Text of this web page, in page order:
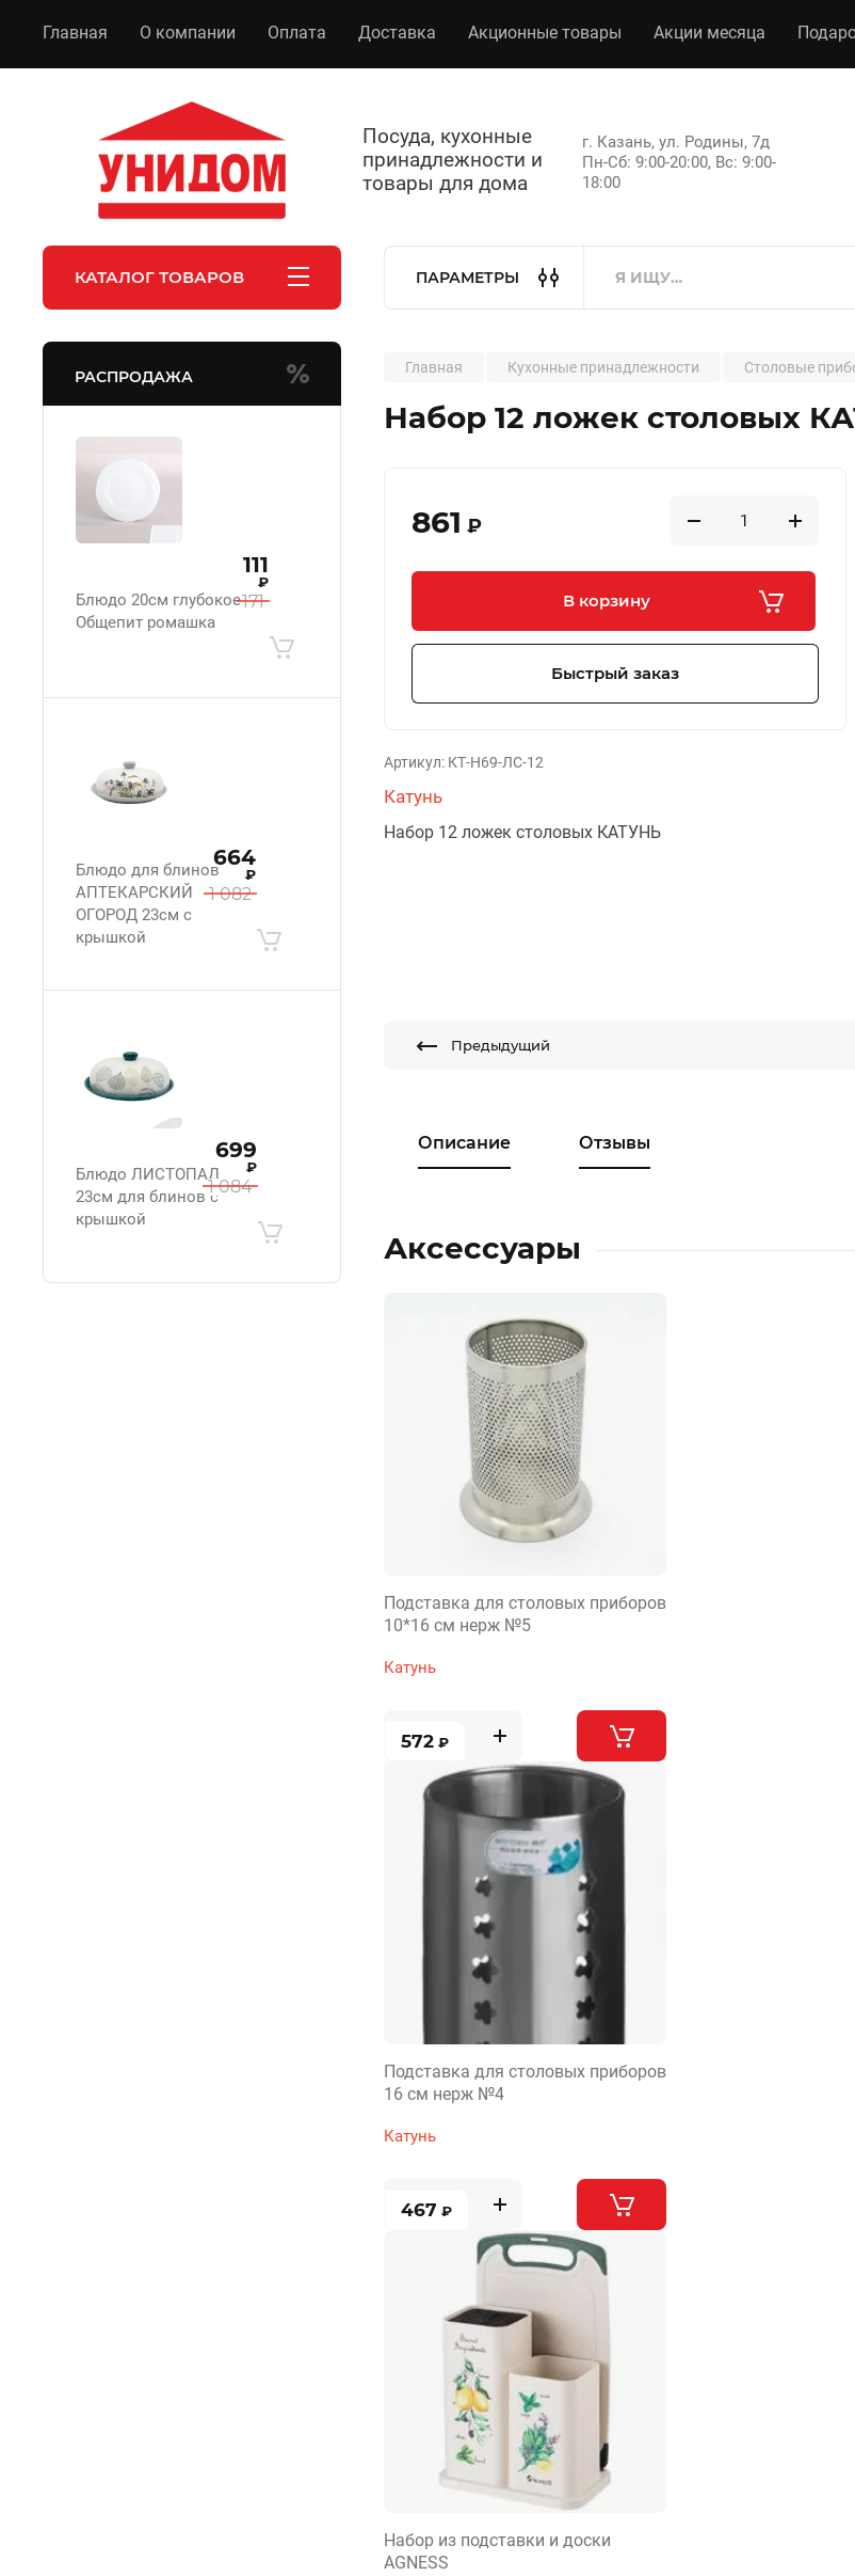
Главная О компании Оплата Доставка Акционные товары Акции месяца
Посуда, кухонные
принадлежности и
товары для дома
г. Казань, ул. Родины, 7д
Пн-Сб: 9:00-20:00, Вс: 9:00-
18:00
КАТАЛОГ ТОВАРОВ ПАРАМЕТРЫ
РАСПРОДАЖА
Блюдо 20см глубокое
Общепит ромашка
171
111
₽
Блюдо для блинов
АПТЕКАРСКИЙ
ОГОРОД 23см с
крышкой
1 082
664
₽
Блюдо ЛИСТОПАД
23см для блинов с
крышкой
1 084
699
₽
Главная Кухонные принадлежности Столовые
Набор 12 ложек столовых
861 ₽
В корзину
Быстрый заказ
Артикул: КТ-Н69-ЛС-12
Катунь
Набор 12 ложек столовых КАТУНЬ
Предыдущий
Описание Отзывы
Аксессуары
Подставка для столовых приборов
10*16 см нерж №5
Катунь
572 ₽
Подставка для столовых приборов
16 см нерж №4
Катунь
467 ₽
Набор из подставки и доски
AGNESS